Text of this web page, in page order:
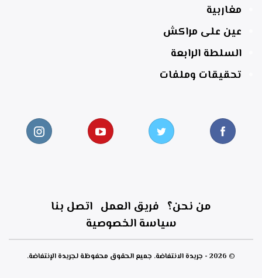
مغاربية
عين على مراكش
السلطة الرابعة
تحقيقات وملفات
من نحن؟ فريق العمل اتصل بنا
سياسة الخصوصية
© 2026 - جريدة الانتفاضة. جميع الحقوق محفوظة لجريدة الإنتفاضة.